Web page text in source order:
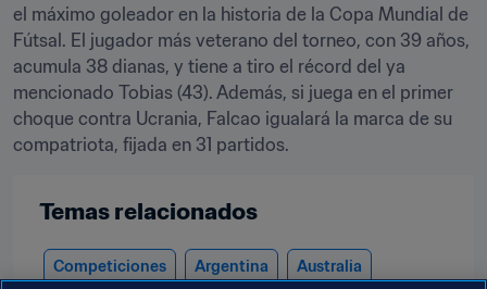
el máximo goleador en la historia de la Copa Mundial de
Fútsal. El jugador más veterano del torneo, con 39 años,
acumula 38 dianas, y tiene a tiro el récord del ya
mencionado Tobias (43). Además, si juega en el primer
choque contra Ucrania, Falcao igualará la marca de su
compatriota, fijada en 31 partidos.
Temas relacionados
Competiciones Argentina Australia